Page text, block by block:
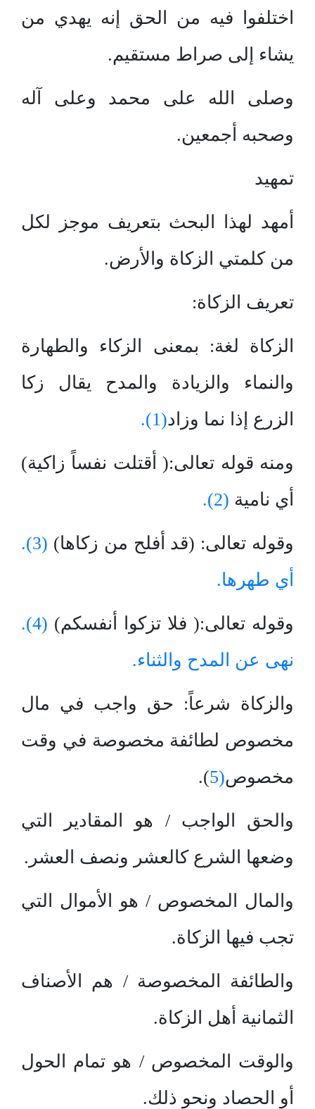
اختلفوا فيه من الحق إنه يهدي من
يشاء إلى صراط مستقيم.
وصلى الله على محمد وعلى آله
وصحبه أجمعين.
تمهيد
أمهد لهذا البحث بتعريف موجز لكل
من كلمتي الزكاة والأرض.
تعريف الزكاة:
الزكاة لغة: بمعنى الزكاء والطهارة
والنماء والزيادة والمدح يقال زكا
الزرع إذا نما وزاد(1).
ومنه قوله تعالى:( أقتلت نفساً زاكية)
أي نامية (2).
وقوله تعالى: (قد أفلح من زكاها)
(3).
أي طهرها.
وقوله تعالى:( فلا تزكوا أنفسكم)
(4).
نهى عن المدح والثناء.
والزكاة شرعاً: حق واجب في مال
مخصوص لطائفة مخصوصة في وقت
مخصوص(5
).
والحق الواجب / هو المقادير التي
وضعها الشرع كالعشر ونصف العشر.
والمال المخصوص / هو الأموال التي
تجب فيها الزكاة.
والطائفة المخصوصة / هم الأصناف
الثمانية أهل الزكاة.
والوقت المخصوص / هو تمام الحول
أو الحصاد ونحو ذلك.